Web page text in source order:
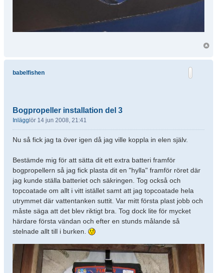
babelfishen
Bogpropeller installation del 3
Inlägg lör 14 jun 2008, 21:41
Nu så fick jag ta över igen då jag ville koppla in elen själv.
Bestämde mig för att sätta dit ett extra batteri framför
bogpropellern så jag fick plasta dit en "hylla" framför röret där
jag kunde ställa batteriet och säkringen. Tog också och
topcoatade om allt i vitt istället samt att jag topcoatade hela
utrymmet där vattentanken suttit. Var mitt första plast jobb och
måste säga att det blev riktigt bra. Tog dock lite för mycket
härdare första vändan och efter en stunds målande så
stelnade allt till i burken.